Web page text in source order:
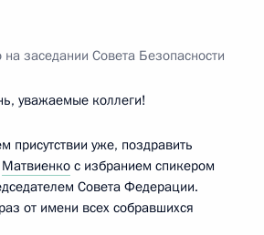
на заседании Совета Безопасности
уважаемые коллеги!
присутствии уже, поздравить
Матвиенко с избранием спикером
Совета Федерации.
от имени всех собравшихся